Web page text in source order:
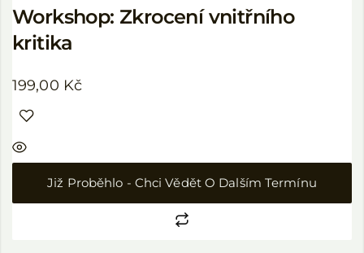
Workshop: Zkrocení vnitřního
kritika
199,00 Kč
Již Proběhlo - Chci Vědět O Dalším Termínu